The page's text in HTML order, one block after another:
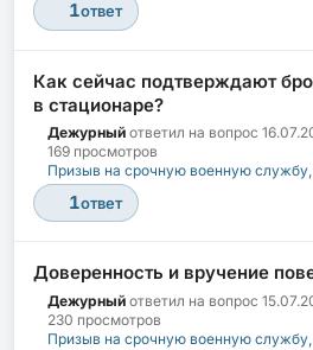
1ответ
Как сейчас подтверждают
в стационаре?
Дежурный ответил на вопрос
169 просмотров
Призыв на срочную военную
1ответ
Доверенность и вручение
Дежурный ответил на вопрос
230 просмотров
Призыв на срочную военную